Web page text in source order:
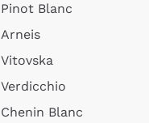
Pinot Blanc
Arneis
Vitovska
Verdicchio
Chenin Blanc